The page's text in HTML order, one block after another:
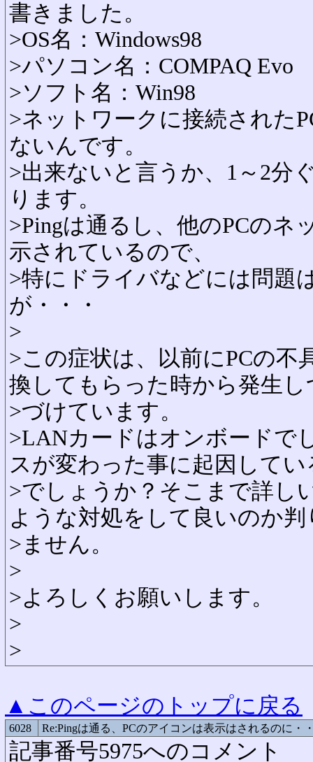
書きました。
>OS名：Windows98
>パソコン名：COMPAQ Evo
>ソフト名：Win98
>ネットワークに接続された
ないんです。
>出来ないと言うか、1～2分
ります。
>Pingは通るし、他のPCのネ
示されているので、
>特にドライバなどには問題
が・・・
>
>この症状は、以前にPCの不
換してもらった時から発生し
>づけています。
>LANカードはオンボードで
スが変わった事に起因してい
>でしょうか？そこまで詳し
ような対処をして良いのか判
>ません。
>
>よろしくお願いします。
>
>
▲このページのトップに戻る
6028 Re:Pingは通る、PCのアイコンは表示はされるのに・
記事番号5975へのコメント